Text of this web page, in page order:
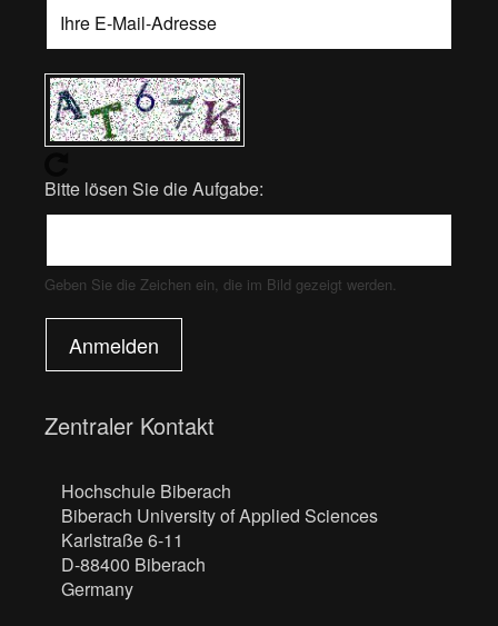
Bitte lösen Sie die Aufgabe:
Geben Sie die Zeichen ein, die im Bild gezeigt werden.
Anmelden
Zentraler Kontakt
Hochschule Biberach
Biberach University of Applied Sciences
Karlstraße 6-11
D-88400 Biberach
Germany